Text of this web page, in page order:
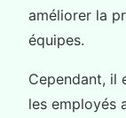
améliorer la
équipes.
Cependant, il
les employés